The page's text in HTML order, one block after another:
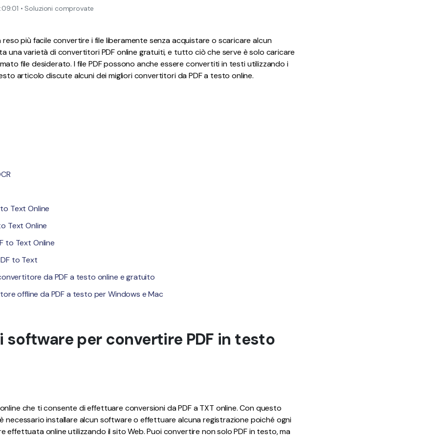
Pubblicazione
• Soluzioni comprovate
più facile convertire i file liberamente senza acquistare o scaricare alcun
una varietà di convertitori PDF online gratuiti, e tutto ciò che serve è solo caricare
file desiderato. I file PDF possono anche essere convertiti in testi utilizzando i
articolo discute alcuni dei migliori convertitori da PDF a testo online.
Text Online
Text Online
to Text Online
to Text
da PDF a testo online e gratuito
offline da PDF a testo per Windows e Mac
software per convertire PDF in testo
che ti consente di effettuare conversioni da PDF a TXT online. Con questo
necessario installare alcun software o effettuare alcuna registrazione poiché ogni
effettuata online utilizzando il sito Web. Puoi convertire non solo PDF in testo, ma